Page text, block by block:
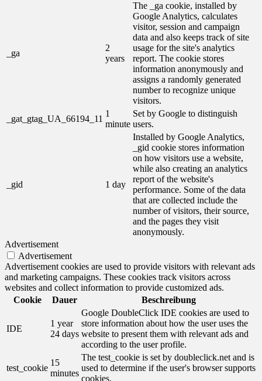
_ga
2
years
The _ga cookie, installed by
Google Analytics, calculates
visitor, session and campaign
data and also keeps track of site
usage for the site's analytics
report. The cookie stores
information anonymously and
assigns a randomly generated
number to recognize unique
visitors.
_gat_gtag_UA_66194_11
1
minute
Set by Google to distinguish
users.
_gid 1 day
Installed by Google Analytics,
_gid cookie stores information
on how visitors use a website,
while also creating an analytics
report of the website's
performance. Some of the data
that are collected include the
number of visitors, their source,
and the pages they visit
anonymously.
Advertisement
Advertisement
Advertisement cookies are used to provide visitors with relevant ads
and marketing campaigns. These cookies track visitors across
websites and collect information to provide customized ads.
Cookie
Dauer Beschreibung
IDE
1 year
24 days
Google DoubleClick IDE cookies are used to
store information about how the user uses the
website to present them with relevant ads and
according to the user profile.
test_cookie
15
minutes
The test_cookie is set by doubleclick.net and is
used to determine if the user's browser supports
cookies.